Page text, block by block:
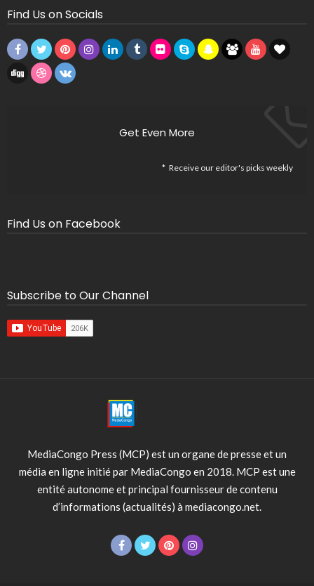
Find Us on Socials
Get Even More
Receive our editor's picks weekly
Find Us on Facebook
Subscribe to Our Channel
MediaCongo Press (MCP) est un organe de presse et un
média en ligne initié par MediaCongo en 2018. MCP est une
entité autonome et principal fournisseur de contenu
d’informations (actualités) à mediacongo.net.